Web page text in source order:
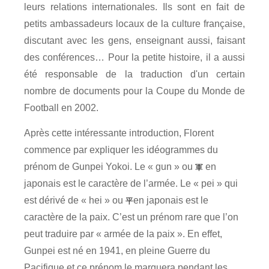
leurs relations internationales. Ils sont en fait de
petits ambassadeurs locaux de la culture française,
discutant avec les gens, enseignant aussi, faisant
des conférences… Pour la petite histoire, il a aussi
été responsable de la traduction d'un certain
nombre de documents pour la Coupe du Monde de
Football en 2002.
Après cette intéressante introduction, Florent
commence par expliquer les idéogrammes du
prénom de Gunpei Yokoi. Le « gun » ou 軍 en
japonais est le caractère de l’armée. Le « pei » qui
est dérivé de « hei » ou 平en japonais est le
caractère de la paix. C’est un prénom rare que l’on
peut traduire par « armée de la paix ». En effet,
Gunpei est né en 1941, en pleine Guerre du